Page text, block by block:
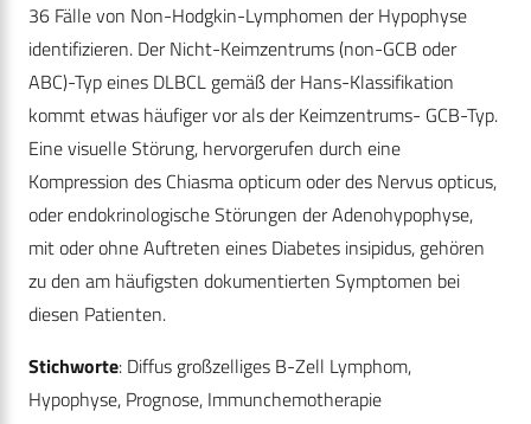
36 Fälle von Non-Hodgkin-Lymphomen der Hypophyse
identifizieren. Der Nicht-Keimzentrums (non-GCB oder
ABC)-Typ eines DLBCL gemäß der Hans-Klassifikation
kommt etwas häufiger vor als der Keimzentrums- GCB-Typ.
Eine visuelle Störung, hervorgerufen durch eine
Kompression des Chiasma opticum oder des Nervus opticus,
oder endokrinologische Störungen der Adenohypophyse,
mit oder ohne Auftreten eines Diabetes insipidus, gehören
zu den am häufigsten dokumentierten Symptomen bei
diesen Patienten.
Stichworte: Diffus großzelliges B-Zell Lymphom,
Hypophyse, Prognose, Immunchemotherapie